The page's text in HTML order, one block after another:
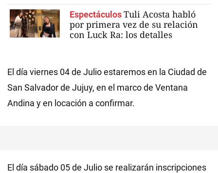
EspectáculosTuli Acosta habló
por primera vez de su relación
con Luck Ra: los detalles
El día viernes 04 de Julio estaremos en la Ciudad de
San Salvador de Jujuy, en el marco de Ventana
Andina y en locación a confirmar.
El día sábado 05 de Julio se realizarán inscripciones